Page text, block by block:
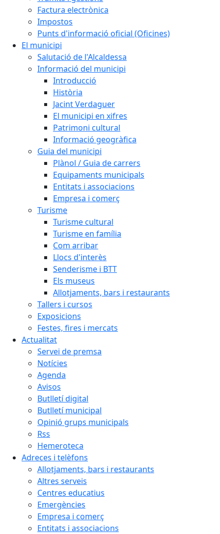
Factura electrònica
Impostos
Punts d'informació oficial (Oficines)
El municipi
Salutació de l'Alcaldessa
Informació del municipi
Introducció
Història
Jacint Verdaguer
El municipi en xifres
Patrimoni cultural
Informació geogràfica
Guia del municipi
Plànol / Guia de carrers
Equipaments municipals
Entitats i associacions
Empresa i comerç
Turisme
Turisme cultural
Turisme en família
Com arribar
Llocs d'interès
Senderisme i BTT
Els museus
Allotjaments, bars i restaurants
Tallers i cursos
Exposicions
Festes, fires i mercats
Actualitat
Servei de premsa
Notícies
Agenda
Avisos
Butlletí digital
Butlletí municipal
Opinió grups municipals
Rss
Hemeroteca
Adreces i telèfons
Allotjaments, bars i restaurants
Altres serveis
Centres educatius
Emergències
Empresa i comerç
Entitats i associacions